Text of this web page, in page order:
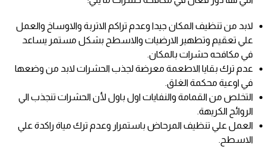
لابد من تنظيف المكان جيدا وعدم تراكم الاتربة والاوساخ والعمل
علي تعقيم وتطهير الارضيات والاسطح بشكل مستمر يساعد
في مكافحه حشرات بالمكان.
عدم ترك بقايا الاطعمة معرضة لجذب الحشرات لابد من وضعها
في اوعية محكمة الغلق.
التخلص من القمامة والنفايات اول باول لأن الحشرات تنجذب الي
الروائح الكريهة.
العمل علي تنظيف المرحاض باستمرار وعدم ترك مياة راكدة علي
الاسطح.